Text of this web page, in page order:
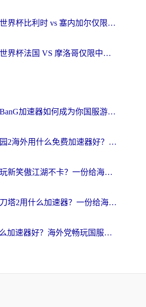
在海外看世界杯比利时 vs 塞内加尔仅限中国大陆？我找到了最流畅的中文解说之路
在国外看世界杯法国 VS 摩洛哥仅限中国大陆？海外党这样看中文解说赛事不卡顿
在澳洲，BanG加速器如何成为你国服游戏的“时光机”？
玩崩坏学园2海外用什么免费加速器好？2026海外党亲测国服游戏加速指南
国外如何玩新笑傲江湖不卡？一份给海外游子的终极网络指南
在南非玩刀塔2用什么加速器？一份给海外游子的终极生存指南
Dive用什么加速器好？海外党畅玩国服游戏的终极避坑指南